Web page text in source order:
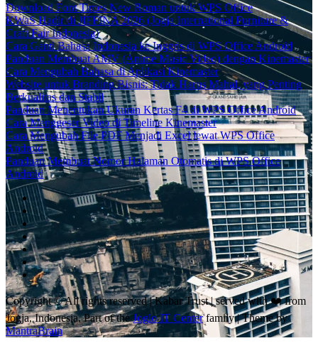
Download Font Times New Roman untuk WPS Office
KWaS Hadir di JIFFINA 2026 (Jogja International Furniture &
Craft Fair Indonesia)
Cara Ganti Bahasa Indonesia ke Inggris di WPS Office Android
Panduan Membuat AMV (Anime Music Video) dengan Kinemaster
Cara Mengubah Bahasa di Aplikasi Kinemaster
Website untuk Branding Bisnis: Tidak Harus Mahal, yang Penting
Berkualitas dan Stabil
Panduan Menentukan Ukuran Kertas F4 di WPS Office Android
Cara Menggeser Video di Timeline Kinemaster
Cara Mengubah File PDF Menjadi Excel lewat WPS Office
Android
Panduan Membuat Nomor Halaman Otomatis di WPS Office
Android
Copyright © All rights reserved | Kabar Trust | served with ❤️ from
Jogja, Indonesia. Part of theJoglo IT Centerfamily | Theme by
MantraBrain